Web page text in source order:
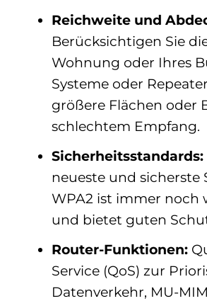
Reichweite und
Berücksichtigen Sie
Wohnung oder Ihres
Systeme oder
größere Flächen oder
schlechtem Empfang.
Sicherheitsstandards:
neueste und sicherste
WPA2 ist immer noch
und bietet guten
Router-Funktionen:
Service (QoS) zur
Datenverkehr, MU-